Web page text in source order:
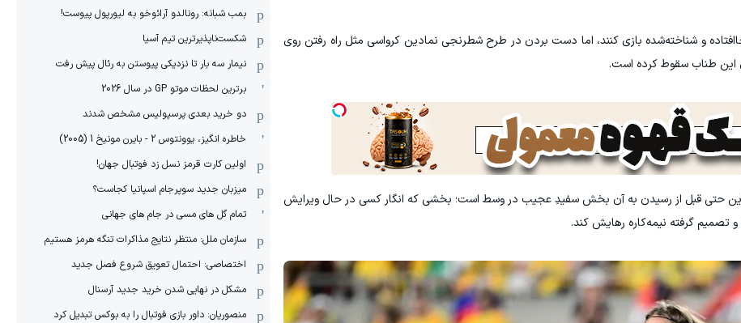
و شناخته‌شده بازی کنند، اما دست بردن در طرح شطرنجی نمادین کرواسی مثل راه رفتن روی
این طناب سقوط کرده است.
حتی قبل از رسیدن به آن بخش سفیدِ عجیب در وسط است؛ بخشی که انگار کسی در حال ویرایش
تصمیم گرفته نیمه‌کاره رهایش کند.
بمب شبانه: رونالدو آرائوخو به لیورپول پیوست!
شکست‌ناپذیرترین تیم آسیا
نیمار سه بار تا نزدیکی پیوستن به رئال پیش رفت
برترین لحظات موتو GP در سال 2026
دو خرید بعدی پرسپولیس مشخص شدند
خاطره انگیز، یوونتوس 2 - بایرن مونیخ 1 (2005)
اولین کارت قرمز نسل زد فوتبال جهان!
میزبان جدید سوپرجام اسپانیا کجاست؟
تمام گل های مسی در جام های جهانی
سازمان ملل: منتظر نتایج مذاکرات تنگه هرمز هستیم
اختصاصی: احتمال تعویق شروع فصل جدید
مشکل در نهایی شدن خرید جدید آرسنال
منصوریان: داور بازی فوتبال را به بوکس تبدیل کرد